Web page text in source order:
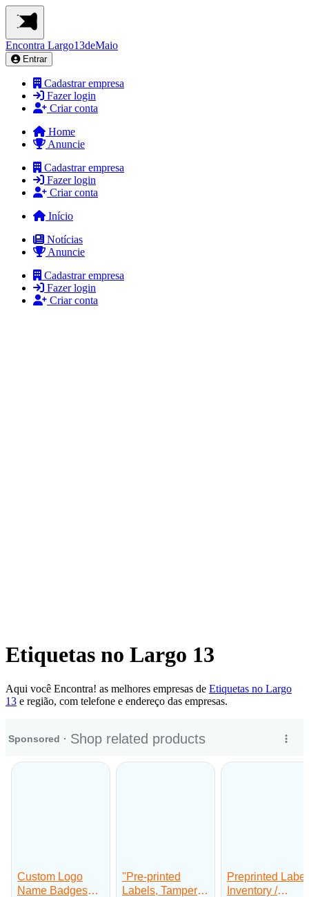
Encontra Largo13deMaio
Entrar
Cadastrar empresa
Fazer login
Criar conta
Home
Anuncie
Cadastrar empresa
Fazer login
Criar conta
Início
Notícias
Anuncie
Cadastrar empresa
Fazer login
Criar conta
Etiquetas no Largo 13
Aqui você Encontra! as melhores empresas de Etiquetas no Largo
13 e região, com telefone e endereço das empresas.